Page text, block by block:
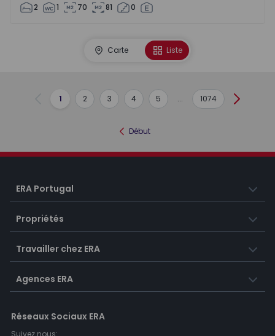
2 1 70 81 0
Carte Liste
Précédent
1 2 3 4 5 ... 1074 Suivant
Début
ERA Portugal
Propriétés
Travailler chez ERA
Agences ERA
Réseaux Sociaux ERA
Suivez nous: